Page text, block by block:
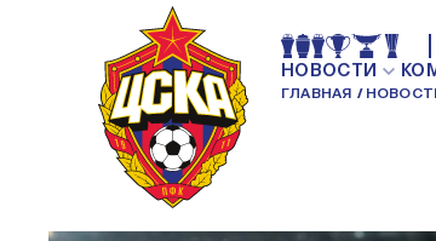
НОВОСТИ
ГЛАВНАЯ
ПФК ЦСКА — ДИНАМО – 2:3
МАТЧИ